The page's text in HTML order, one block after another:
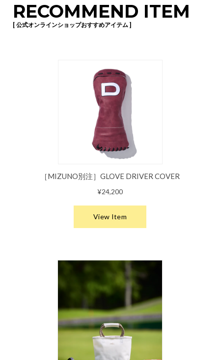
RECOMMEND ITEM
[ 公式オンラインショップおすすめアイテム ]